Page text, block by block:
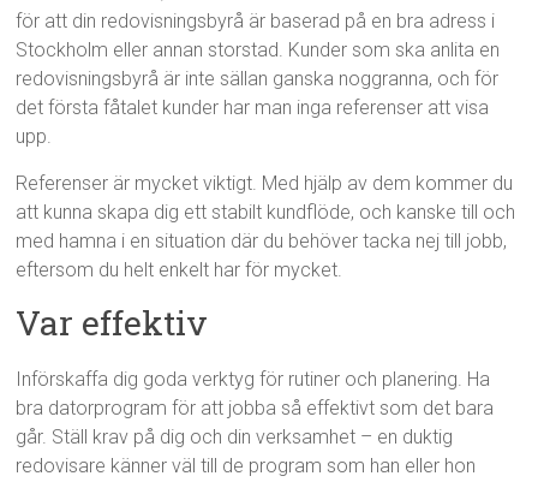
för att din redovisningsbyrå är baserad på en bra adress i
Stockholm eller annan storstad. Kunder som ska anlita en
redovisningsbyrå är inte sällan ganska noggranna, och för
det första fåtalet kunder har man inga referenser att visa
upp.
Referenser är mycket viktigt. Med hjälp av dem kommer du
att kunna skapa dig ett stabilt kundflöde, och kanske till och
med hamna i en situation där du behöver tacka nej till jobb,
eftersom du helt enkelt har för mycket.
Var effektiv
Införskaffa dig goda verktyg för rutiner och planering. Ha
bra datorprogram för att jobba så effektivt som det bara
går. Ställ krav på dig och din verksamhet – en duktig
redovisare känner väl till de program som han eller hon